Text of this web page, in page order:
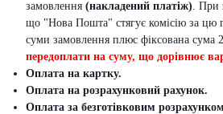
замовлення (накладений платіж). При
що "Нова Пошта" стягує комісію за цю
суми замовлення плюс фіксована сума
передоплати на суму, що дорівнює
Оплата на картку.
Оплата на розрахунковий рахунок.
Оплата за безготівковим розрахунком